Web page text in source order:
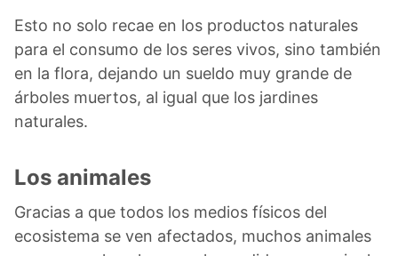
Esto no solo recae en los productos naturales
para el consumo de los seres vivos, sino también
en la flora, dejando un sueldo muy grande de
árboles muertos, al igual que los jardines
naturales.
Los animales
Gracias a que todos los medios físicos del
ecosistema se ven afectados, muchos animales